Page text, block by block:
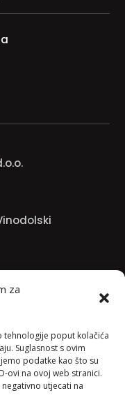
za
tehnologije poput kolačića
Suglasnost s ovim
podatke kao što su
ovi na ovoj web stranici.
utjecati na
4218